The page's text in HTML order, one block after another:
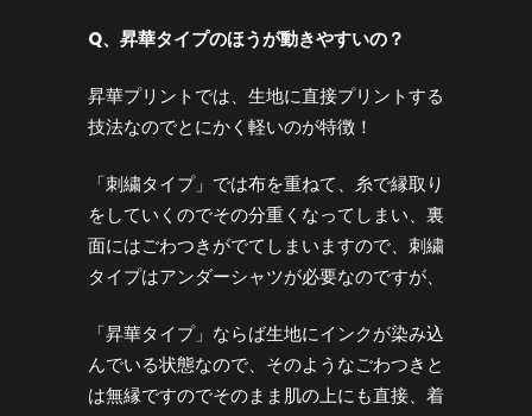
Q、昇華タイプのほうが動きやすいの？
昇華プリントでは、生地に直接プリントする
技法なのでとにかく軽いのが特徴！
「刺繍タイプ」では布を重ねて、糸で縁取り
をしていくのでその分重くなってしまい、裏
面にはごわつきがでてしまいますので、刺繍
タイプはアンダーシャツが必要なのですが、
「昇華タイプ」ならば生地にインクが染み込
んでいる状態なので、そのようなごわつきと
は無縁ですのでそのまま肌の上にも直接、着